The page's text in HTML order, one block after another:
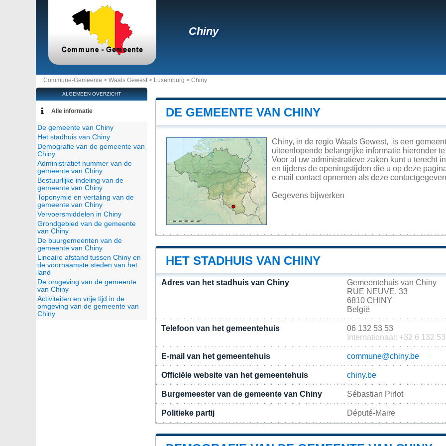
Chiny
Commune-Gemeente > Waals Gewest> Luxemburg > Chiny
DE GEMEENTE VAN CHINY
Chiny, in de regio Waals Gewest, is een
uiteenlopende belangrijke informatie hieronder
Voor al uw administratieve zaken kunt u terecht
en tijdens de openingstijden die u op deze
e-mail contact opnemen als deze
Gegevens bijwerken
HET STADHUIS VAN CHINY
Adres van het stadhuis van Chiny
Gemeentehuis van Chiny
RUE NEUVE, 33
6810 CHINY
België
Telefoon van het gemeentehuis
06 132 53 53
Internationaal: +32 6 132
E-mail van het gemeentehuis commune@chiny.be
Officiële website van het gemeentehuis chiny.be
Burgemeester van de gemeente van Chiny Sébastian Pirlot
Politieke partij Député-Maire
ALGEMEEN OVERZICHT
Alle informatie
De gemeente van Chiny
Het stadhuis van Chiny
Demografie van de gemeente van
Chiny
Administratief nummer van de
gemeente van Chiny
Bestuurlijke indeling van de
gemeente van Chiny
Toponymie en vertaling van de
gemeente van Chiny
Vervoersmiddelen in Chiny
Grondgebied van de gemeente
van Chiny
De buurgemeenten van de
gemeente van Chiny
Lineaire afstand tussen Chiny en
de voornaamste steden van het
land
De omgeving van de gemeente
van Chiny
Activiteiten en vrije tijd in de
omgeving van de gemeente van
Chiny